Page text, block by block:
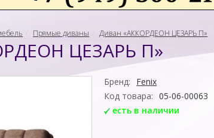
Прямые диваны Диван «АККОРДЕОН ЦЕЗАРЬ П»
ЦЕЗАРЬ П»
Бренд:
Fenix
Код товара: 05-06-00063
есть в наличии